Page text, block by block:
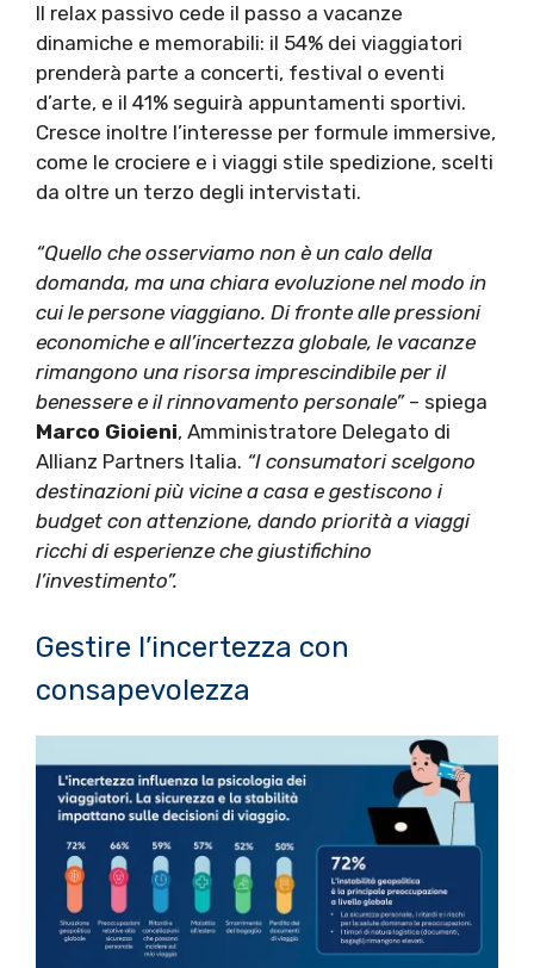
Il relax passivo cede il passo a vacanze
dinamiche e memorabili: il 54% dei viaggiatori
prenderà parte a concerti, festival o eventi
d’arte, e il 41% seguirà appuntamenti sportivi.
Cresce inoltre l’interesse per formule immersive,
come le crociere e i viaggi stile spedizione, scelti
da oltre un terzo degli intervistati.
“Quello che osserviamo non è un calo della
domanda, ma una chiara evoluzione nel modo in
cui le persone viaggiano. Di fronte alle pressioni
economiche e all’incertezza globale, le vacanze
rimangono una risorsa imprescindibile per il
benessere e il rinnovamento personale”– spiega
Marco Gioieni, Amministratore Delegato di
Allianz Partners Italia. “I consumatori scelgono
destinazioni più vicine a casa e gestiscono i
budget con attenzione, dando priorità a viaggi
ricchi di esperienze che giustifichino
l’investimento”.
Gestire l’incertezza con
consapevolezza